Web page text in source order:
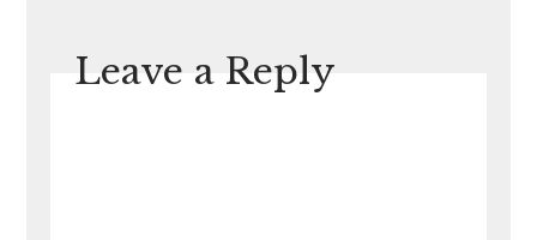
Leave a Reply